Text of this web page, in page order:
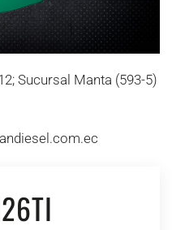
Sucursal Manta (593-5)